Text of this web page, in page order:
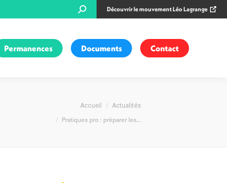
Recherche
:
Découvrir le mouvement Léo Lagrange
Permanences Documents Contact
Accueil Actualités
Pratiques pro : préparer les…